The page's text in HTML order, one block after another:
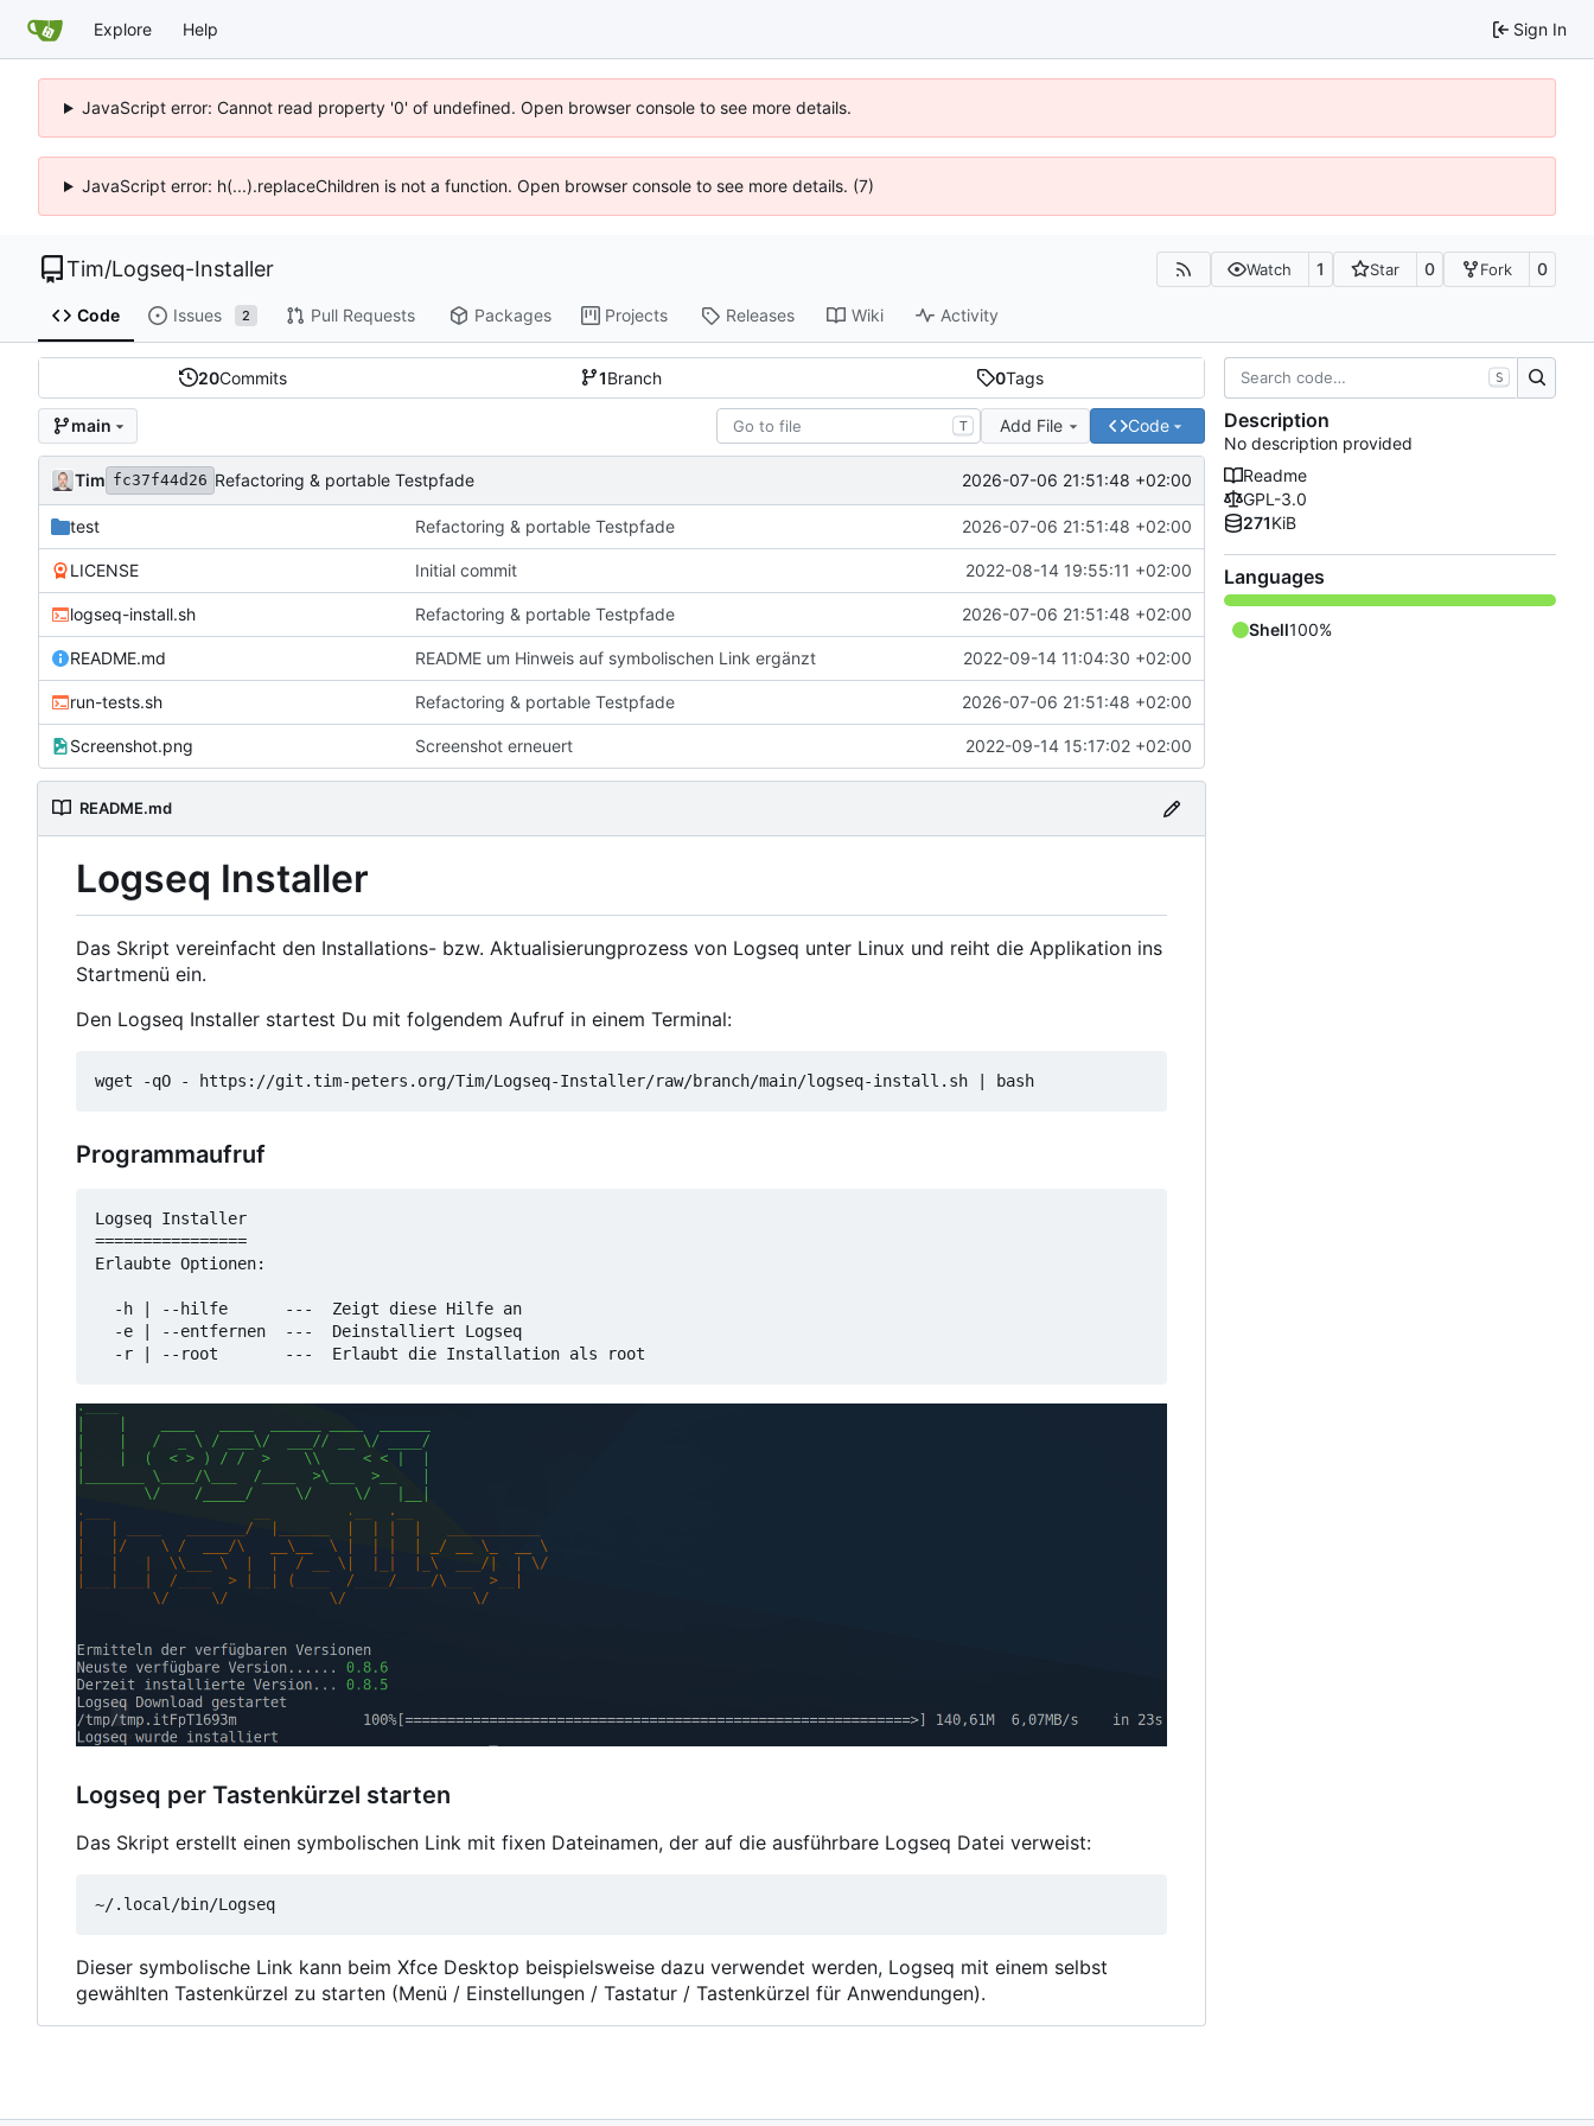
Explore Help Sign In
JavaScript error: Cannot read property '0' of undefined. Open browser console to see more details.
JavaScript error: h(...).replaceChildren is not a function. Open browser console to see more details. (7)
Tim/Logseq-Installer Watch 1 Star 0 Fork 0
Code Issues 2 Pull Requests Packages Projects Releases Wiki Activity
20Commits 1Branch 0Tags
main T Add File Code
Tim fc37f44d26 Refactoring & portable Testpfade 2026-07-06 21:51:48 +02:00
test Refactoring & portable Testpfade 2026-07-06 21:51:48 +02:00
LICENSE Initial commit 2022-08-14 19:55:11 +02:00
logseq-install.sh Refactoring & portable Testpfade 2026-07-06 21:51:48 +02:00
README.md README um Hinweis auf symbolischen Link ergänzt 2022-09-14 11:04:30 +02:00
run-tests.sh Refactoring & portable Testpfade 2026-07-06 21:51:48 +02:00
Screenshot.png Screenshot erneuert 2022-09-14 15:17:02 +02:00
README.md
Logseq Installer
Das Skript vereinfacht den Installations- bzw. Aktualisierungprozess von Logseq unter Linux und reiht die Applikation ins
Startmenü ein.
Den Logseq Installer startest Du mit folgendem Aufruf in einem Terminal:
wget -qO - https://git.tim-peters.org/Tim/Logseq-Installer/raw/branch/main/logseq-install.sh
Programmaufruf
Logseq Installer
================
Erlaubte Optionen:
  -h | --hilfe      ---  Zeigt diese Hilfe an
  -e | --entfernen  ---  Deinstalliert Logseq
Logseq per Tastenkürzel starten
Das Skript erstellt einen symbolischen Link mit fixen Dateinamen, der auf die ausführbare Logseq Datei verweist:
Dieser symbolische Link kann beim Xfce Desktop beispielsweise dazu verwendet werden, Logseq mit einem selbst
gewählten Tastenkürzel zu starten (Menü / Einstellungen / Tastatur / Tastenkürzel für Anwendungen).
S
Description
No description provided
Readme
GPL-3.0
271KiB
Languages
Shell100%